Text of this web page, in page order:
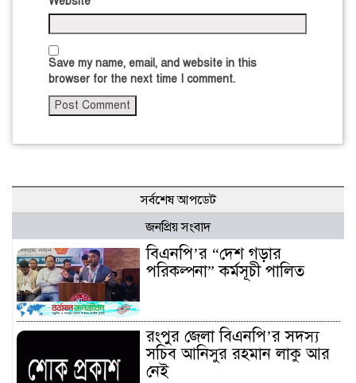
Save my name, email, and website in this
browser for the next time I comment.
সর্বশেষ আপডেট
জনপ্রিয় সংবাদ
বিএনপি’র “দেশ গড়ার
পরিকল্পনা” কর্মসূচী পালিত
রংপুর জেলা বিএনপি’র সদস্য
সচিব আনিসুর রহমান লাকু আর
নেই